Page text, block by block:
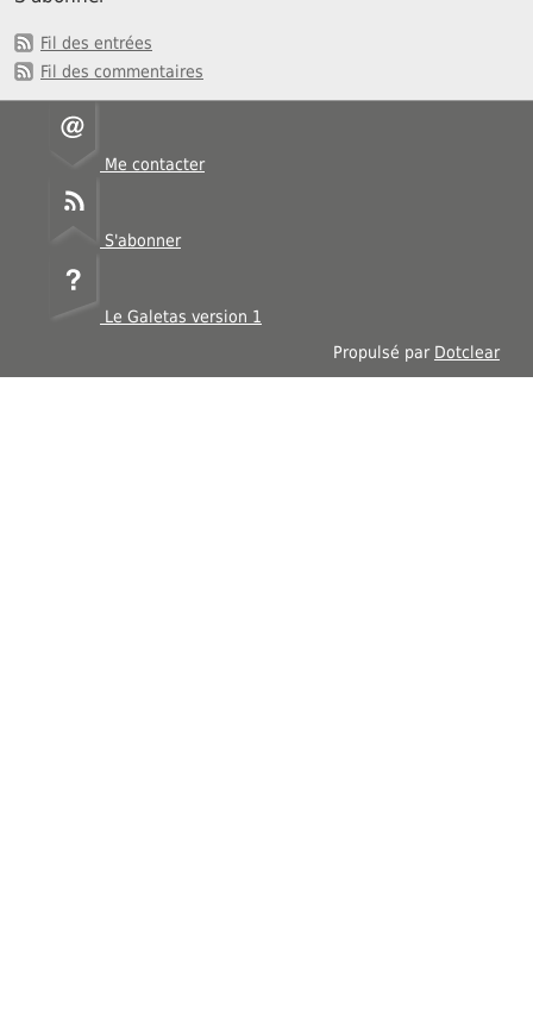
Fil des entrées
Fil des commentaires
Me contacter
S'abonner
Le Galetas version 1
Propulsé par Dotclear